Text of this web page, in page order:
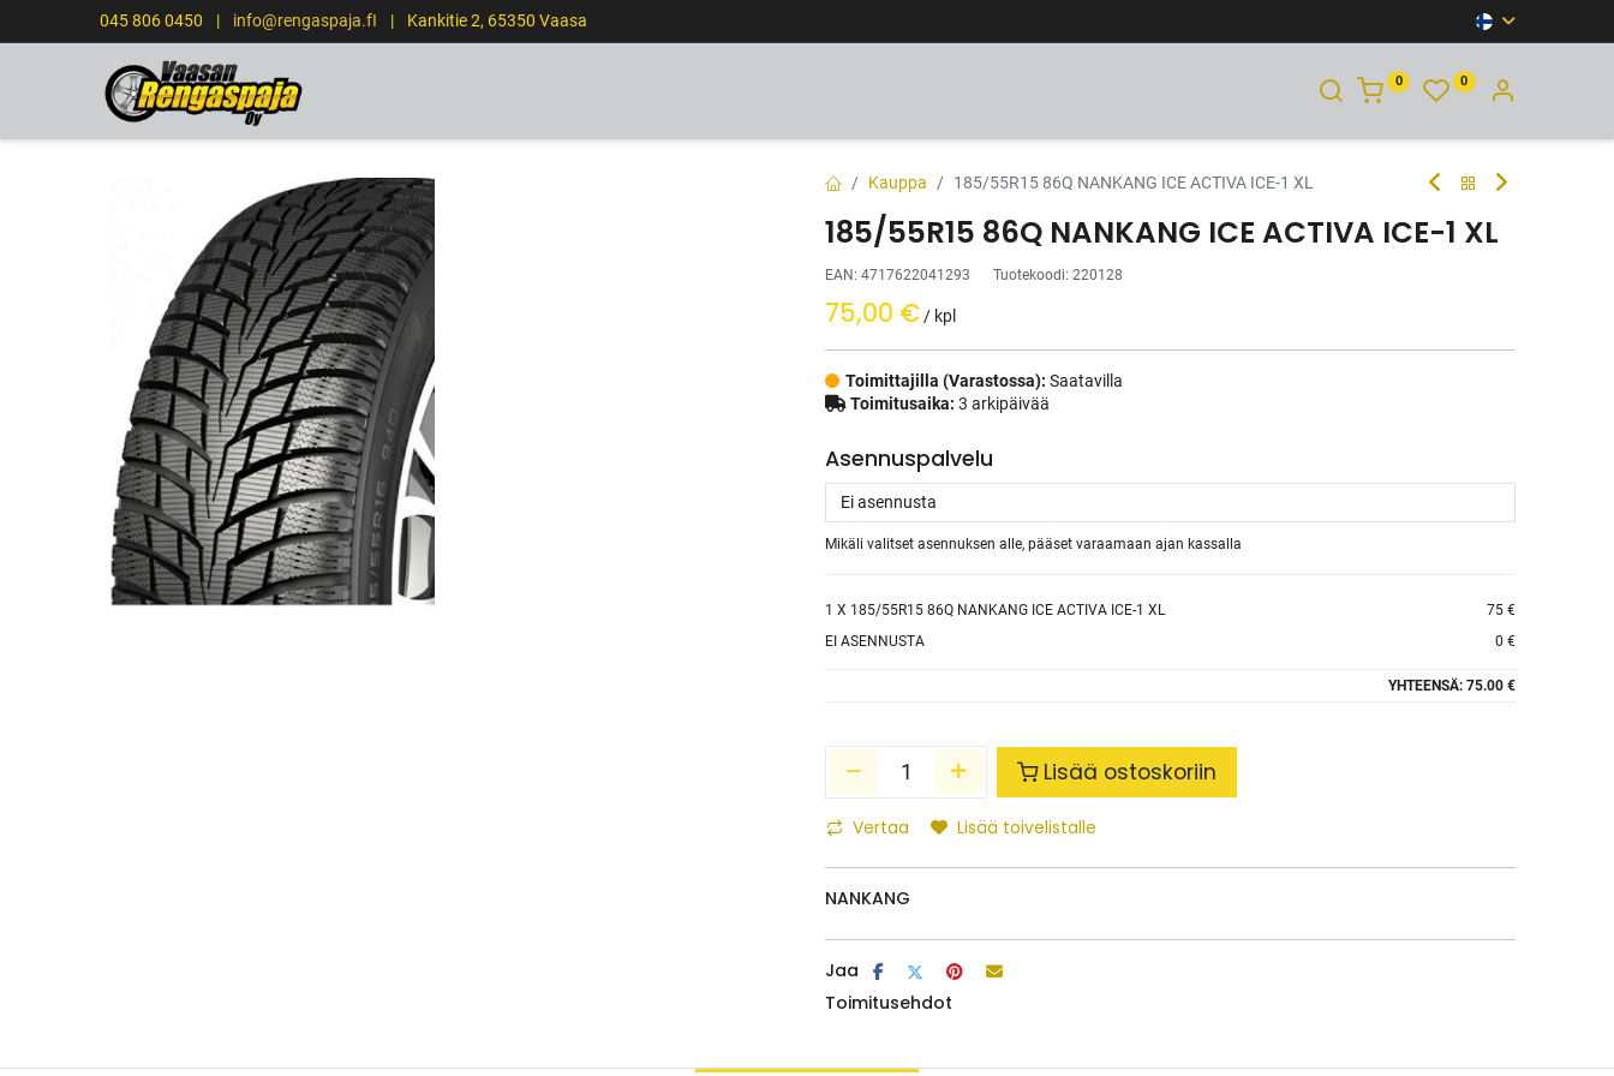
045 806 0450 | info@rengaspaja.fI | Kankitie 2, 65350 Vaasa
0 0
Kauppa 185/55R15 86Q NANKANG ICE ACTIVA ICE-1 XL
185/55R15 86Q NANKANG ICE ACTIVA ICE-1 XL
EAN: 4717622041293 Tuotekoodi: 220128
75,00 € / kpl
Toimittajilla (Varastossa): Saatavilla
Toimitusaika: 3 arkipäivää
Asennuspalvelu
Mikäli valitset asennuksen alle, pääset varaamaan ajan kassalla
1 X 185/55R15 86Q NANKANG ICE ACTIVA ICE-1 XL
75 €
EI ASENNUSTA
0 €
YHTEENSÄ: 75.00 €
Lisää ostoskoriin
Vertaa Lisää toivelistalle
NANKANG
Jaa
Toimitusehdot